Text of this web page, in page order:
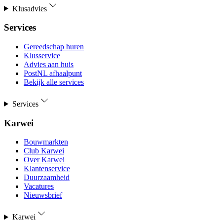
Klusadvies
Services
Gereedschap huren
Klusservice
Advies aan huis
PostNL afhaalpunt
Bekijk alle services
Services
Karwei
Bouwmarkten
Club Karwei
Over Karwei
Klantenservice
Duurzaamheid
Vacatures
Nieuwsbrief
Karwei